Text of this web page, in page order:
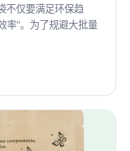
不仅要满足环保趋
率”。为了规避大批量